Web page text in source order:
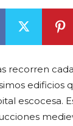
recorren
edificios
escocesa.